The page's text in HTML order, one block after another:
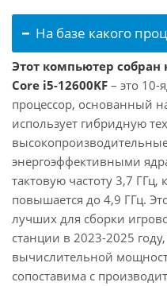
На базе какого
Этот компьютер собран
Core i5-12600KF – это
процессор, основанный
использует гибридную
энергоэффективными
тактовую частоту 3,7 ГГц,
повышается до 4,9 ГГц.
лучших для сборки
станции в 2023-2025
вычислительной
сопоставима с